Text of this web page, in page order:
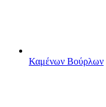
Καμένων Βούρλων